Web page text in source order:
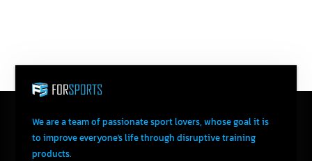
We are a team of passionate sport lovers, whose goal it is
to improve everyone's life through disruptive training
products.